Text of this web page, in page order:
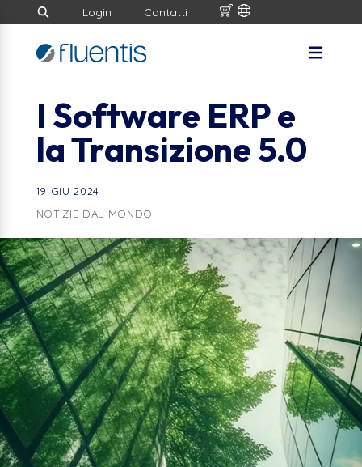
Login Contatti
I Software ERP e
la Transizione 5.0
19 GIU 2024
NOTIZIE DAL MONDO